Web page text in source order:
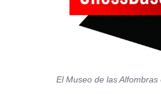
El Museo de las Alfombras